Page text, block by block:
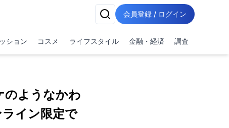
会員登録 / ログイン
ション コスメ ライフスタイル 金融・経済 調査
のようなかわ
イン限定で